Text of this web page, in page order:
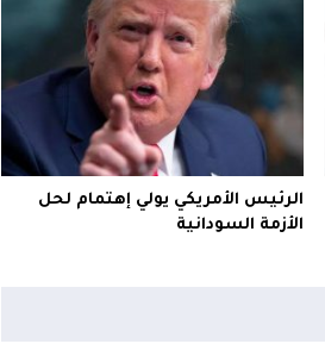
الرئيس الأمريكي يولي إهتمام لحل
الأزمة السودانية